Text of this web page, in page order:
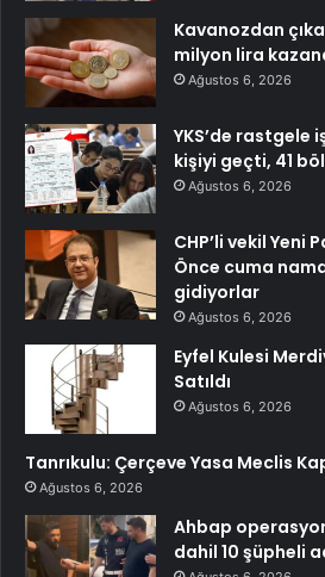
Kavanozdan
milyon lira
Ağustos 6, 2026
YKS’de rastgele
kişiyi geçti, 41
Ağustos 6, 2026
CHP’li vekil Yeni
Önce cuma
gidiyorlar
Ağustos 6, 2026
Eyfel Kulesi
Satıldı
Ağustos 6, 2026
Tanrıkulu: Çerçeve Yasa Meclis
Ağustos 6, 2026
Ahbap
dahil 10 şüpheli